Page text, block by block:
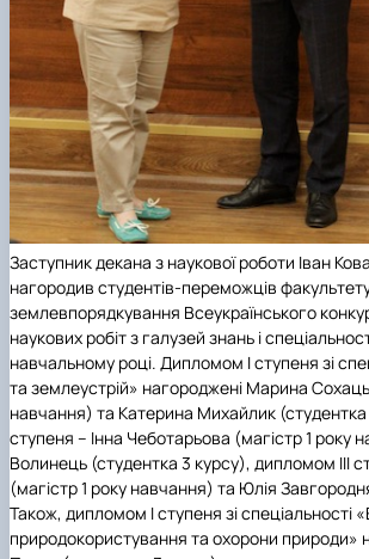
Заступник декана з наукової роботи Іван
нагородив студентів-переможців
землевпорядкування Всеукраїнського
наукових робіт з галузей знань і
навчальному році. Дипломом І ступеня зі
та землеустрій» нагороджені Марина
навчання) та Катерина Михайлик (студентка
ступеня – Інна Чеботарьова (магістр 1 року
Волинець (студентка 3 курсу), дипломом ІІІ
(магістр 1 року навчання) та Юлія
Також, дипломом І ступеня зі спеціальності
природокористування та охорони природи»